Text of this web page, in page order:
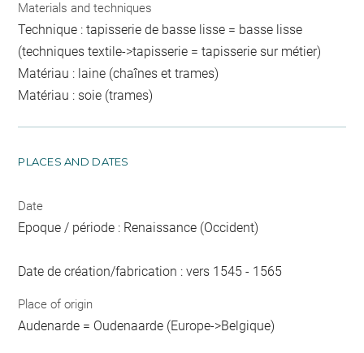
Materials and techniques
Technique : tapisserie de basse lisse = basse lisse
(techniques textile->tapisserie = tapisserie sur métier)
Matériau : laine (chaînes et trames)
Matériau : soie (trames)
PLACES AND DATES
Date
Epoque / période : Renaissance (Occident)
Date de création/fabrication : vers 1545 - 1565
Place of origin
Audenarde = Oudenaarde (Europe->Belgique)